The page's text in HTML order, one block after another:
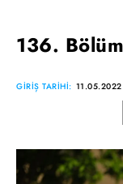
136.
GİRİŞ TARİHİ: